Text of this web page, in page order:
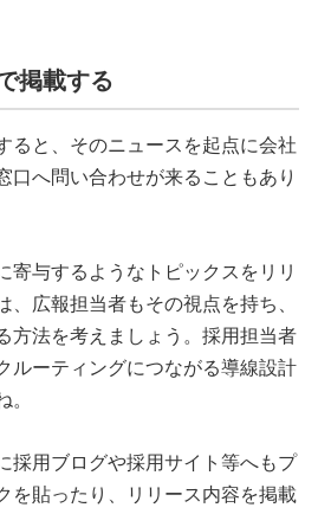
掲載する
ると、そのニュースを起点に会社
口へ問い合わせが来ることもあり
寄与するようなトピックスをリリ
、広報担当者もその視点を持ち、
方法を考えましょう。採用担当者
ルーティングにつながる導線設計
。
採用ブログや採用サイト等へもプ
を貼ったり、リリース内容を掲載